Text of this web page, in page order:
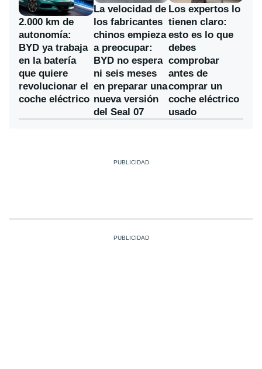
2.000 km de
autonomía:
BYD ya trabaja
en la batería
que quiere
revolucionar el
coche eléctrico
La velocidad de
los fabricantes
chinos empieza
a preocupar:
BYD no espera
ni seis meses
en preparar una
nueva versión
del Seal 07
Los expertos lo
tienen claro:
esto es lo que
debes
comprobar
antes de
comprar un
coche eléctrico
usado